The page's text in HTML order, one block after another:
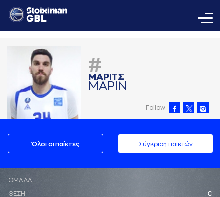
#
ΜAΡΙΤΣ
ΜAΡΙΝ
Follow
Όλοι οι παίκτες Σύγκριση παικτών
ΟΜΑΔΑ
ΘΕΣΗ C